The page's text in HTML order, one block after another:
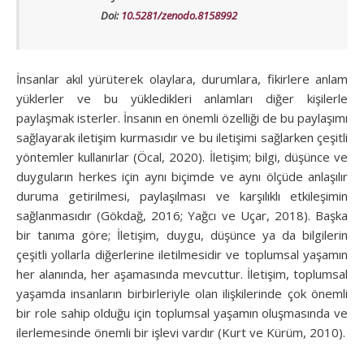
Doi: 10.5281/zenodo.8158992
İnsanlar akıl yürüterek olaylara, durumlara, fikirlere anlam
yüklerler ve bu yükledikleri anlamları diğer kişilerle
paylaşmak isterler. İnsanın en önemli özelliği de bu paylaşımı
sağlayarak iletişim kurmasıdır ve bu iletişimi sağlarken çeşitli
yöntemler kullanırlar (Öcal, 2020). İletişim; bilgi, düşünce ve
duyguların herkes için aynı biçimde ve aynı ölçüde anlaşılır
duruma getirilmesi, paylaşılması ve karşılıklı etkileşimin
sağlanmasıdır (Gökdağ, 2016; Yağcı ve Uçar, 2018). Başka
bir tanıma göre; İletişim, duygu, düşünce ya da bilgilerin
çeşitli yollarla diğerlerine iletilmesidir ve toplumsal yaşamın
her alanında, her aşamasında mevcuttur. İletişim, toplumsal
yaşamda insanların birbirleriyle olan ilişkilerinde çok önemli
bir role sahip olduğu için toplumsal yaşamın oluşmasında ve
ilerlemesinde önemli bir işlevi vardır (Kurt ve Kürüm, 2010).